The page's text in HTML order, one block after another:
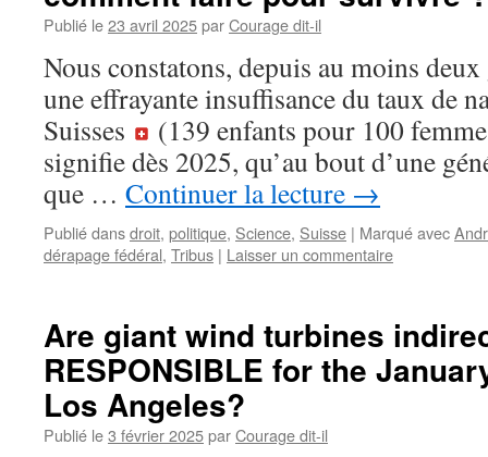
Publié le23 avril 2025parCourage dit-il
Nous constatons, depuis au moins
une effrayante insuffisance du taux de
Suisses
(139 enfants pour 100
signifie dès 2025, qu’au bout d’une
que … Continuer la lecture →
Publié dansdroit, politique, Science, Suisse | Marqué avec
dérapage fédéral, Tribus | Laisser un commentaire
Are giant wind turbines
RESPONSIBLE for the
Los Angeles?
Publié le3 février 2025parCourage dit-il